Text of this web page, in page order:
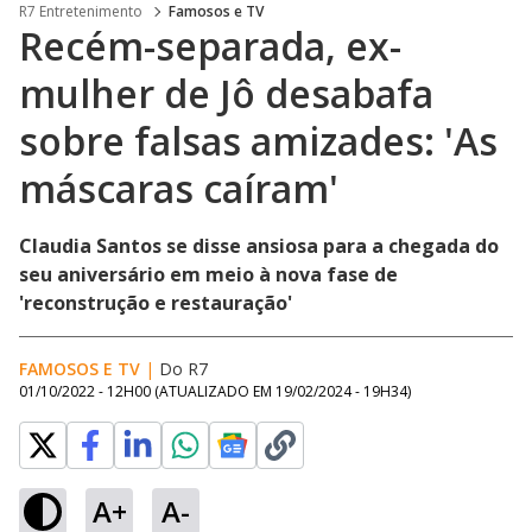
R7 Entretenimento Famosos e TV
Recém-separada, ex-
mulher de Jô desabafa
sobre falsas amizades: 'As
máscaras caíram'
Claudia Santos se disse ansiosa para a chegada do
seu aniversário em meio à nova fase de
'reconstrução e restauração'
FAMOSOS E TV | Do R7
01/10/2022 - 12H00 (ATUALIZADO EM 19/02/2024 - 19H34)
A+ A-